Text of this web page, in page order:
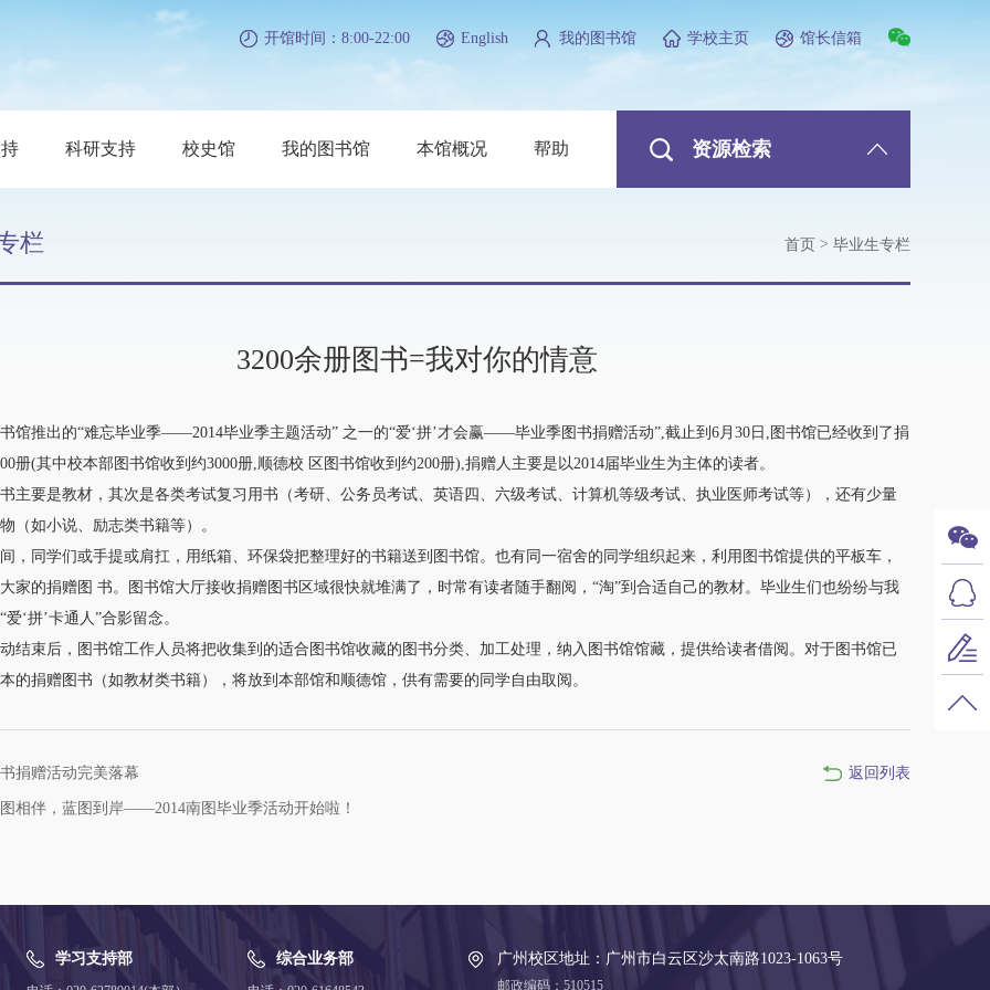
开馆时间：8:00-22:00 English 我的图书馆 学校主页 馆长信箱
资源检索
科研支持 校史馆 我的图书馆 本馆概况 帮助
栏 首页 > 毕业生专栏
3200余册图书=我对你的情意
推出的“难忘毕业季——2014毕业季主题活动” 之一的“爱‘拼’才会赢——毕业季图书捐赠活动”,截止到6月30日,图书馆已经收到了捐
册(其中校本部图书馆收到约3000册,顺德校 区图书馆收到约200册),捐赠人主要是以2014届毕业生为主体的读者。
要是教材，其次是各类考试复习用书（考研、公务员考试、英语四、六级考试、计算机等级考试、执业医师考试等），还有少量
（如小说、励志类书籍等）。
同学们或手提或肩扛，用纸箱、环保袋把整理好的书籍送到图书馆。也有同一宿舍的同学组织起来，利用图书馆提供的平板车，
家的捐赠图 书。图书馆大厅接收捐赠图书区域很快就堆满了，时常有读者随手翻阅，“淘”到合适自己的教材。毕业生们也纷纷与我
‘拼’卡通人”合影留念。
束后，图书馆工作人员将把收集到的适合图书馆收藏的图书分类、加工处理，纳入图书馆馆藏，提供给读者借阅。对于图书馆已
的捐赠图书（如教材类书籍），将放到本部馆和顺德馆，供有需要的同学自由取阅。
捐赠活动完美落幕
相伴，蓝图到岸——2014南图毕业季活动开始啦！
返回列表
学习支持部 综合业务部 广州校区地址：广州市白云区沙太南路1023-1063号
邮政编码：510515